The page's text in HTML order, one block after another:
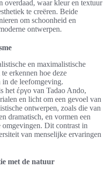
overdaad, waar kleur en textuur
te creëren. Beide
om schoonheid en
ontwerpen.
en maximalistische
erkennen hoe deze
in de leefomgeving.
het έργο van Tadao Ando,
en licht om een gevoel van
ontwerpen, zoals die van
dramatisch, en vormen een
Dit contrast in
van menselijke ervaringen
met de natuur